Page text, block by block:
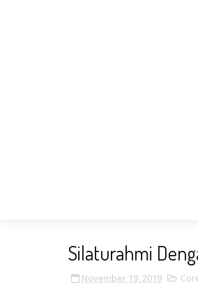
Silaturahmi
November 19, 2019